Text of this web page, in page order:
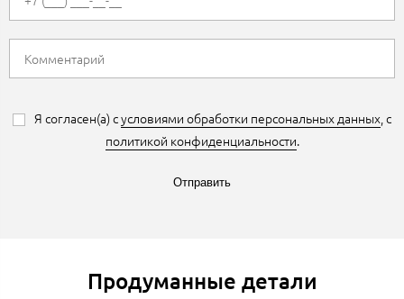
Я согласен(а) сусловиями обработки персональных данных, с
политикой конфиденциальности.
Отправить
Продуманные детали